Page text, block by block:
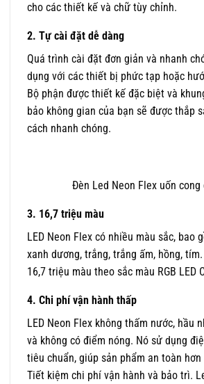
cho các thiết kế và chữ tùy chỉnh.
2. Tự cài đặt dễ dàng
Quá trình cài đặt đơn giản và nhanh
dụng với các thiết bị phức tạp hoặc
Bộ phận được thiết kế đặc biệt và
bảo không gian của bạn sẽ được thắp
cách nhanh chóng.
Đèn Led Neon Flex uốn cong
3. 16,7 triệu màu
LED Neon Flex có nhiều màu sắc, bao
xanh dương, trắng, trắng ấm, hồng, tím.
16,7 triệu màu theo sắc màu RGB LED
4. Chi phí vận hành thấp
LED Neon Flex không thấm nước, hầu
và không có điểm nóng. Nó sử dụng
tiêu chuẩn, giúp sản phẩm an toàn
Tiết kiệm chi phí vận hành và bảo trì.